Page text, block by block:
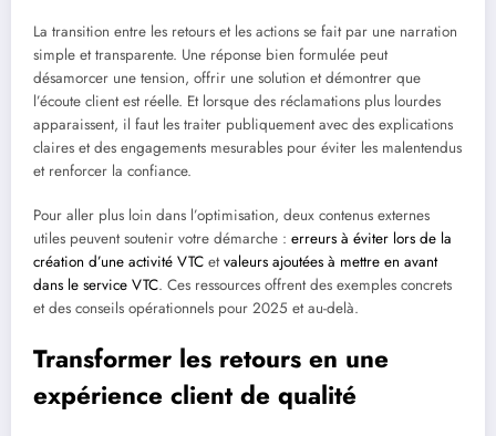
La transition entre les retours et les actions se fait par une narration
simple et transparente. Une réponse bien formulée peut
désamorcer une tension, offrir une solution et démontrer que
l’écoute client est réelle. Et lorsque des réclamations plus lourdes
apparaissent, il faut les traiter publiquement avec des explications
claires et des engagements mesurables pour éviter les malentendus
et renforcer la confiance.
Pour aller plus loin dans l’optimisation, deux contenus externes
utiles peuvent soutenir votre démarche : erreurs à éviter lors de la
création d’une activité VTC etvaleurs ajoutées à mettre en avant
dans le service VTC. Ces ressources offrent des exemples concrets
et des conseils opérationnels pour 2025 et au-delà.
Transformer les retours en une
expérience client de qualité